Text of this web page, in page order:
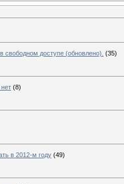
свободном доступе (обновлено). (35)
(8)
в 2012-м году (49)